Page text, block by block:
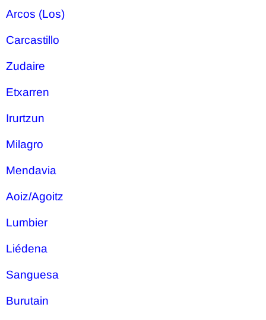
Arcos (Los)
Carcastillo
Zudaire
Etxarren
Irurtzun
Milagro
Mendavia
Aoiz/Agoitz
Lumbier
Liédena
Sanguesa
Burutain